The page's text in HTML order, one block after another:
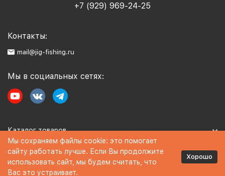
+7 (929) 969-24-25
Контакты:
mail@jig-fishing.ru
Мы в социальных сетях:
Каталог товаров
Информация
Мы сохраняем файлы cookie: это помогает
сайту работать лучше. Если Вы продолжите
использовать сайт, мы будем считать, что
Вас это устраивает.
Хорошо